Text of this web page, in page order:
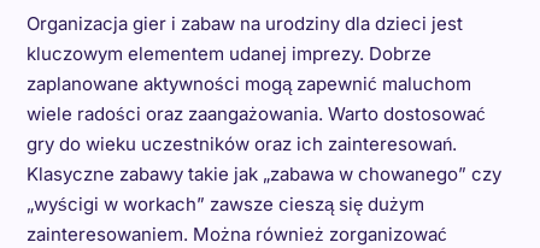
Organizacja gier i zabaw na urodziny dla dzieci jest
kluczowym elementem udanej imprezy. Dobrze
zaplanowane aktywności mogą zapewnić maluchom
wiele radości oraz zaangażowania. Warto dostosować
gry do wieku uczestników oraz ich zainteresowań.
Klasyczne zabawy takie jak „zabawa w chowanego” czy
„wyścigi w workach” zawsze cieszą się dużym
zainteresowaniem. Można również zorganizować